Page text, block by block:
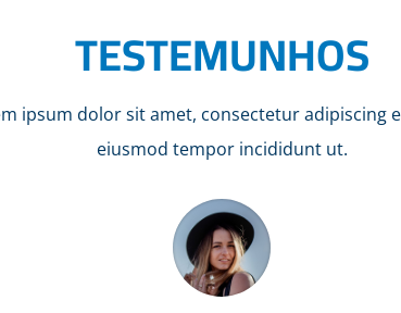
TESTEMUNHOS
ipsum dolor sit amet, consectetur adipiscing
eiusmod tempor incididunt ut.